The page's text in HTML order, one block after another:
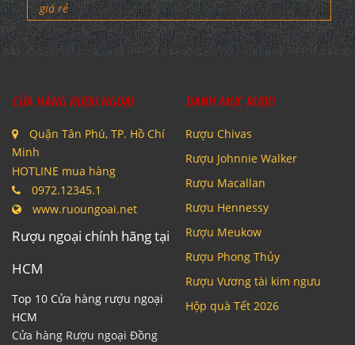
giá rẻ
CỬA HÀNG RƯỢU NGOẠI
Quận Tân Phú, TP. Hồ Chí
Minh
HOTLINE mua hàng
0972.12345.1
www.ruoungoai.net
Rượu ngoại chính hãng tại
HCM
Top 10 Cửa hàng rượu ngoại
HCM
Cửa hàng Rượu ngoại Đồng
DANH MỤC RƯỢU
Rượu Chivas
Rượu Johnnie Walker
Rượu Macallan
Rượu Hennessy
Rượu Meukow
Rượu Phong Thủy
Rượu Vương tài kim ngưu
Hộp quà Tết 2026